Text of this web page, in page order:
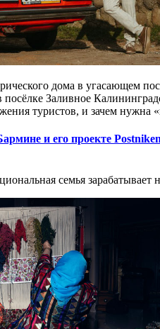
дома в угасающем
Заливное
туристов, и зачем нужна
и его проекте Postniken
семья зарабатывает